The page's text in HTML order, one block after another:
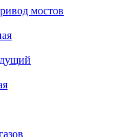
мостов